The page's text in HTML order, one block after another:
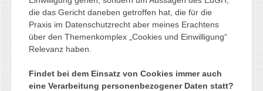
die das Gericht daneben getroffen hat, die für die
Praxis im Datenschutzrecht aber meines Erachtens
über den Themenkomplex „Cookies und Einwilligung“
Relevanz haben.
Findet bei dem Einsatz von Cookies immer auch
eine Verarbeitung personenbezogener Daten statt?